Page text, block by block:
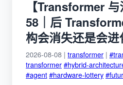
【Transformer 与
58｜后
构会消失还是会进
2026-08-08 | transformer |
transformer#hybrid-
#agent#hardware-lottery